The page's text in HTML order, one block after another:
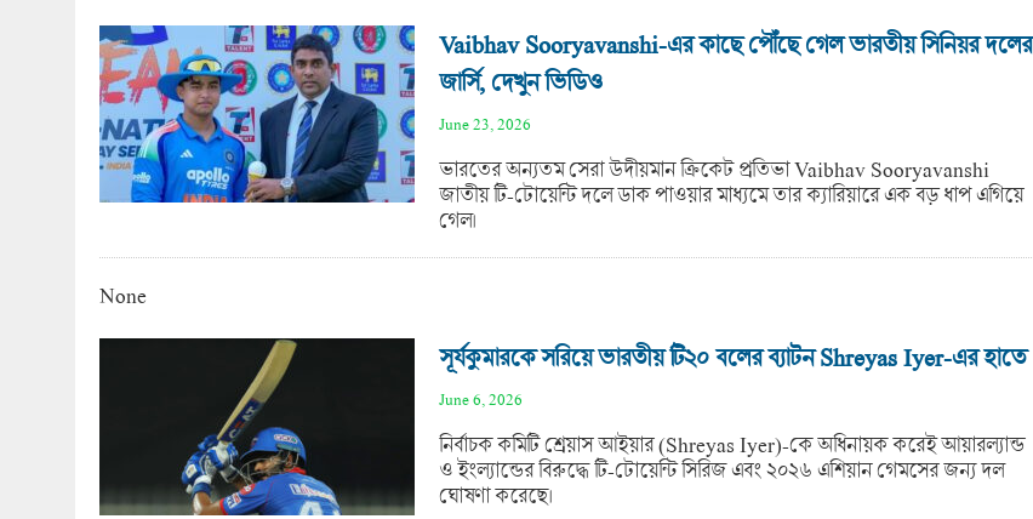
Vaibhav Sooryavanshi-এর কাছে পৌঁছে গেল ভারতীয় সিনিয়র দলের
জার্সি, দেখুন ভিডিও
June 23, 2026
ভারতের অন্যতম সেরা উদীয়মান ক্রিকেট প্রতিভা Vaibhav Sooryavanshi
জাতীয় টি-টোয়েন্টি দলে ডাক পাওয়ার মাধ্যমে তার ক্যারিয়ারে এক বড় ধাপ এগিয়ে
গেল।
None
সূর্যকুমারকে সরিয়ে ভারতীয় টি২০ বলের ব্যাটন Shreyas Iyer-এর হাতে
June 6, 2026
নির্বাচক কমিটি শ্রেয়াস আইয়ার (Shreyas Iyer)-কে অধিনায়ক করেই আয়ারল্যান্ড
ও ইংল্যান্ডের বিরুদ্ধে টি-টোয়েন্টি সিরিজ এবং ২০২৬ এশিয়ান গেমসের জন্য দল
ঘোষণা করেছে।